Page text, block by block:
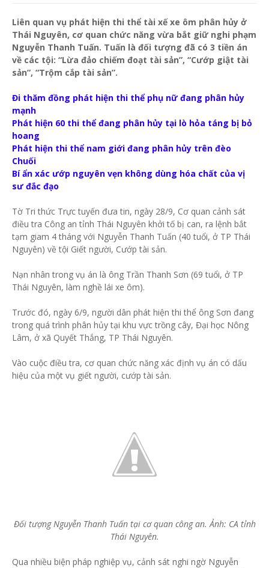
Liên quan vụ phát hiện thi thể tài xế xe ôm phân hủy ở
Thái Nguyên, cơ quan chức năng vừa bắt giữ nghi phạm
Nguyễn Thanh Tuấn. Tuấn là đối tượng đã có 3 tiền án
về các tội: “Lừa đảo chiếm đoạt tài sản”, “Cướp giật tài
sản”, “Trộm cắp tài sản”.
Đi thăm đồng phát hiện thi thể phụ nữ đang phân hủy
mạnh
Phát hiện 60 thi thể đang phân hủy tại lò hỏa táng bị bỏ
hoang
Phát hiện thi thể nam giới đang phân hủy trên đèo
Chuối
Bí ẩn xác ướp nguyên vẹn không dùng hóa chất của vị
sư đắc đạo
Tờ Tri thức Trực tuyến đưa tin, ngày 28/9, Cơ quan cảnh sát
điều tra Công an tỉnh Thái Nguyên khởi tố bị can, ra lệnh bắt
tạm giam 4 tháng với Nguyễn Thanh Tuấn (40 tuổi, ở TP Thái
Nguyên) về tội Giết người, Cướp tài sản.
Nạn nhân trong vụ án là ông Trần Thanh Sơn (69 tuổi, ở TP
Thái Nguyên, làm nghề lái xe ôm).
Trước đó, ngày 6/9, người dân phát hiện thi thể ông Sơn đang
trong quá trình phân hủy tại khu vực trồng cây, Đại học Nông
Lâm, ở xã Quyết Thắng, TP Thái Nguyên.
Vào cuộc điều tra, cơ quan chức năng xác định vụ án có dấu
hiệu của một vụ giết người, cướp tài sản.
Đối tượng Nguyễn Thanh Tuấn tại cơ quan công an. Ảnh: CA tỉnh
Thái Nguyên.
Qua nhiều biện pháp nghiệp vụ, cảnh sát nghi ngờ Nguyễn